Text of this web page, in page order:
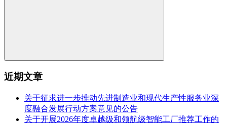
近期文章
关于征求进一步推动先进制造业和现代生产性服务业深
度融合发展行动方案意见的公告
关于开展2026年度卓越级和领航级智能工厂推荐工作的